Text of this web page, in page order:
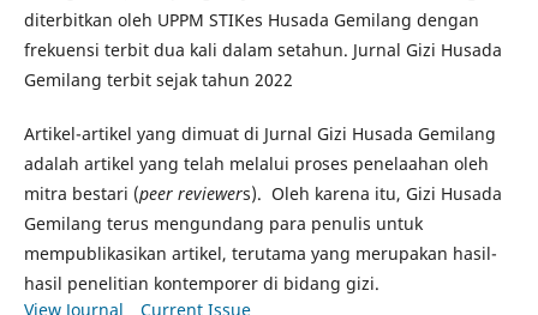
diterbitkan oleh UPPM STIKes Husada Gemilang dengan
frekuensi terbit dua kali dalam setahun. Jurnal Gizi Husada
Gemilang terbit sejak tahun 2022
Artikel-artikel yang dimuat di Jurnal Gizi Husada Gemilang
adalah artikel yang telah melalui proses penelaahan oleh
mitra bestari (peer reviewers). Oleh karena itu, Gizi Husada
Gemilang terus mengundang para penulis untuk
mempublikasikan artikel, terutama yang merupakan hasil-
hasil penelitian kontemporer di bidang gizi.
View Journal
Current Issue